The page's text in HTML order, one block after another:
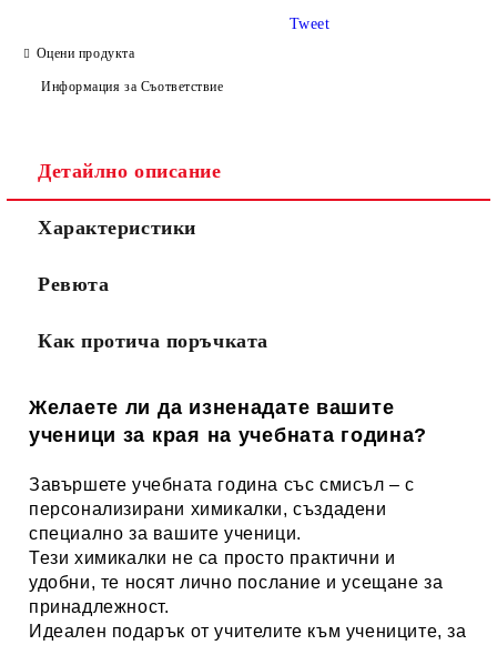
Оцени продукта
Информация за Съответствие
Tweet
Детайлно описание
Характеристики
Ревюта
Как протича поръчката
Желаете ли да изненадате вашите
ученици за края на учебната година?
Завършете учебната година със смисъл – с
персонализирани химикалки, създадени
специално за вашите ученици.
Тези химикалки не са просто практични и
удобни, те носят лично послание и усещане за
принадлежност.
Идеален подарък от учителите към учениците, за